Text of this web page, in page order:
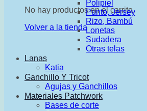
No hay productos en el carrito.
Volver a la tienda
Polipiel
Punto, Jersey
Rizo, Bambú
Lonetas
Sudadera
Otras telas
Lanas
Katia
Ganchillo Y Tricot
Agujas y Ganchillos
Materiales Patchwork
Bases de corte